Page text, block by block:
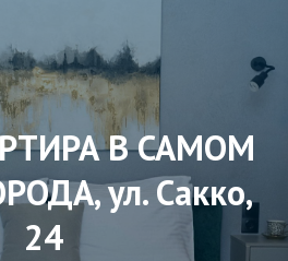
В САМОМ
ул. Сакко,
24